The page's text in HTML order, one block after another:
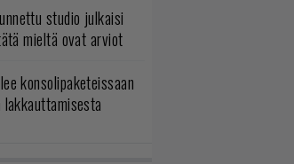
studio julkaisi
mieltä ovat arviot
konsolipaketeissaan